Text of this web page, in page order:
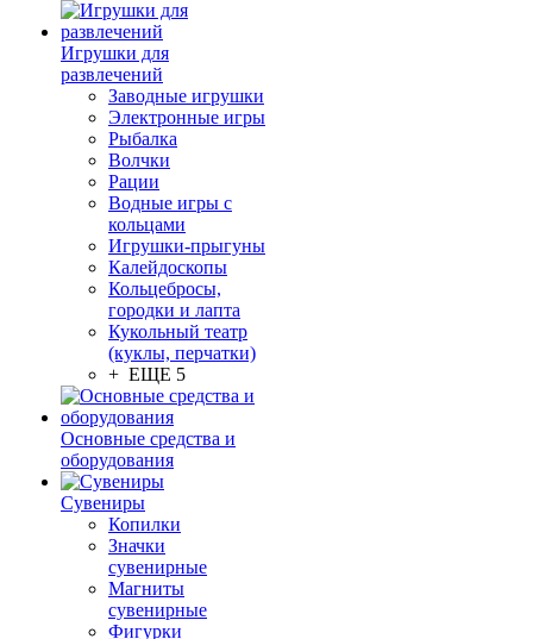
Игрушки для
развлечений
Заводные игрушки
Электронные игры
Рыбалка
Волчки
Рации
Водные игры с
кольцами
Игрушки-прыгуны
Калейдоскопы
Кольцебросы,
городки и лапта
Кукольный театр
(куклы, перчатки)
+ ЕЩЕ 5
Основные средства и
оборудования
Сувениры
Копилки
Значки
сувенирные
Магниты
сувенирные
Фигурки